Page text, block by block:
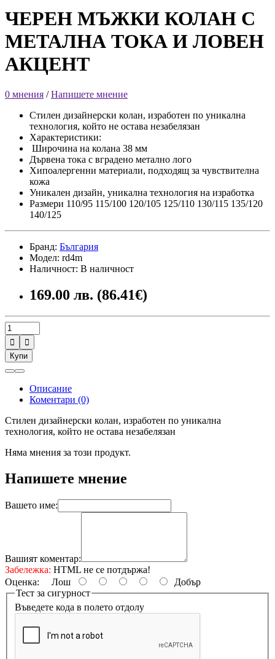
ЧЕРЕН МЪЖКИ КОЛАН С
МЕТАЛНА ТОКА И ЛОВЕН
АКЦЕНТ
0 мнения /Напишете мнение
Стилен дизайнерски колан, изработен по уникална
технология, който не остава незабелязан
Характеристики:
Широчина на колана 38 мм
Дървена тока с вградено метално лого
Хипоалергенни материали, подходящ за чувствителна
кожа
Уникален дизайн, уникална технология на изработка
Размери 110/95 115/100 120/105 125/110 130/115 135/120
140/125
Бранд: България
Модел: rd4m
Наличност: В наличност
169.00 лв. (86.41€)


Купи
Описание
Коментари (0)
Стилен дизайнерски колан, изработен по уникална
технология, който не остава незабелязан
Няма мнения за този продукт.
Напишете мнение
Вашето име:
Вашият коментар:
Забележка: HTML не се потдържа!
Оценка: Лош
Добър
Тест за сигурност
Въведете кода в полето отдолу